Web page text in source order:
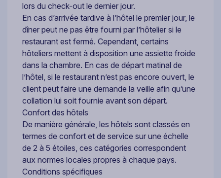
lors du check-out le dernier jour.
En cas d’arrivée tardive à l’hôtel le premier jour, le
dîner peut ne pas être fourni par l’hôtelier si le
restaurant est fermé. Cependant, certains
hôteliers mettent à disposition une assiette froide
dans la chambre. En cas de départ matinal de
l’hôtel, si le restaurant n’est pas encore ouvert, le
client peut faire une demande la veille afin qu’une
collation lui soit fournie avant son départ.
Confort des hôtels
De manière générale, les hôtels sont classés en
termes de confort et de service sur une échelle
de 2 à 5 étoiles, ces catégories correspondent
aux normes locales propres à chaque pays.
Conditions spécifiques